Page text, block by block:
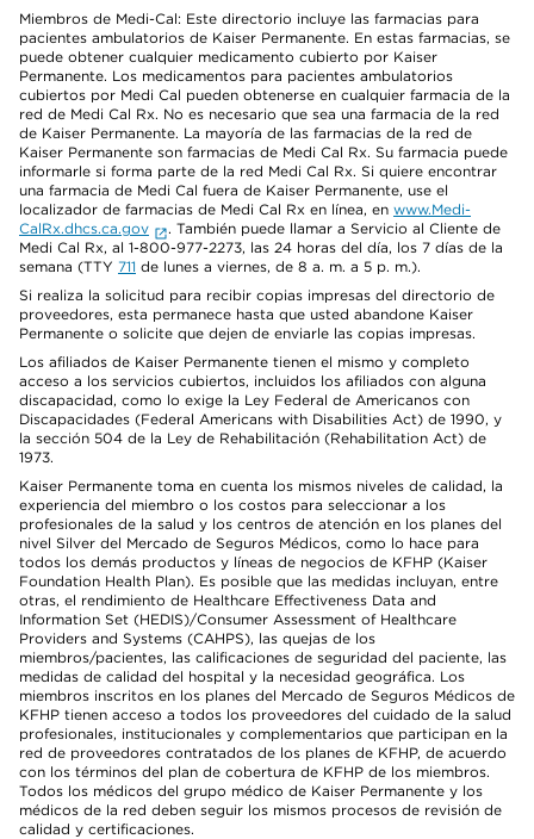
Miembros de Medi-Cal: Este directorio incluye las farmacias para
pacientes ambulatorios de Kaiser Permanente. En estas farmacias, se
puede obtener cualquier medicamento cubierto por Kaiser
Permanente. Los medicamentos para pacientes ambulatorios
cubiertos por Medi Cal pueden obtenerse en cualquier farmacia de la
red de Medi Cal Rx. No es necesario que sea una farmacia de la red
de Kaiser Permanente. La mayoría de las farmacias de la red de
Kaiser Permanente son farmacias de Medi Cal Rx. Su farmacia puede
informarle si forma parte de la red Medi Cal Rx. Si quiere encontrar
una farmacia de Medi Cal fuera de Kaiser Permanente, use el
localizador de farmacias de Medi Cal Rx en línea, en www.Medi-
CalRx.dhcs.ca.gov
. También puede llamar a Servicio al Cliente de
Medi Cal Rx, al 1-800-977-2273, las 24 horas del día, los 7 días de la
semana (TTY 711 de lunes a viernes, de 8 a. m. a 5 p. m.).
Si realiza la solicitud para recibir copias impresas del directorio de
proveedores, esta permanece hasta que usted abandone Kaiser
Permanente o solicite que dejen de enviarle las copias impresas.
Los afiliados de Kaiser Permanente tienen el mismo y completo
acceso a los servicios cubiertos, incluidos los afiliados con alguna
discapacidad, como lo exige la Ley Federal de Americanos con
Discapacidades (Federal Americans with Disabilities Act) de 1990, y
la sección 504 de la Ley de Rehabilitación (Rehabilitation Act) de
1973.
Kaiser Permanente toma en cuenta los mismos niveles de calidad, la
experiencia del miembro o los costos para seleccionar a los
profesionales de la salud y los centros de atención en los planes del
nivel Silver del Mercado de Seguros Médicos, como lo hace para
todos los demás productos y líneas de negocios de KFHP (Kaiser
Foundation Health Plan). Es posible que las medidas incluyan, entre
otras, el rendimiento de Healthcare Effectiveness Data and
Information Set (HEDIS)/Consumer Assessment of Healthcare
Providers and Systems (CAHPS), las quejas de los
miembros/pacientes, las calificaciones de seguridad del paciente, las
medidas de calidad del hospital y la necesidad geográfica. Los
miembros inscritos en los planes del Mercado de Seguros Médicos de
KFHP tienen acceso a todos los proveedores del cuidado de la salud
profesionales, institucionales y complementarios que participan en la
red de proveedores contratados de los planes de KFHP, de acuerdo
con los términos del plan de cobertura de KFHP de los miembros.
Todos los médicos del grupo médico de Kaiser Permanente y los
médicos de la red deben seguir los mismos procesos de revisión de
calidad y certificaciones.